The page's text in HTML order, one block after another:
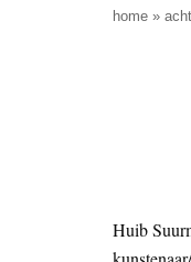
home »
Huib